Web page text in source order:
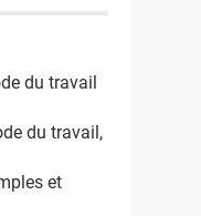
du travail
du travail,
et